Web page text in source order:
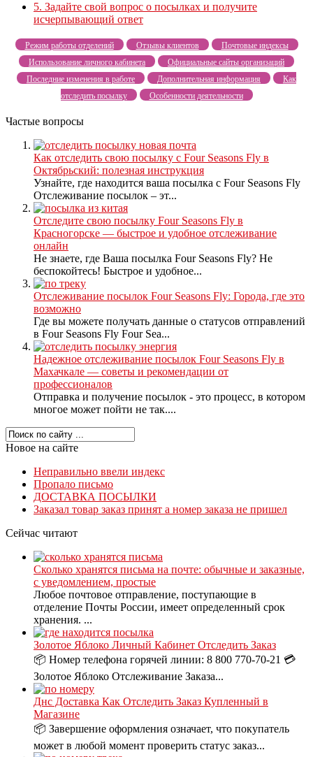
5. Задайте свой вопрос о посылках и получите
исчерпывающий ответ
Режим работы отделений Отзывы клиентов
Почтовые индексы
Использование личного кабинета
Официальные сайты организаций
Последние изменения в работе
Дополнительная информация
Как
отследить посылку
Особенности деятельности
Частые вопросы
Как отследить свою посылку с Four Seasons Fly в
Октябрьский: полезная инструкция
Узнайте, где находится ваша посылка с Four Seasons Fly
Отслеживание посылок – эт...
Отследите свою посылку Four Seasons Fly в
Красногорске — быстрое и удобное отслеживание
онлайн
Не знаете, где Ваша посылка Four Seasons Fly? Не
беспокойтесь! Быстрое и удобное...
Отслеживание посылок Four Seasons Fly: Города, где это
возможно
Где вы можете получать данные о статусов отправлений
в Four Seasons Fly Four Sea...
Надежное отслеживание посылок Four Seasons Fly в
Махачкале — советы и рекомендации от
профессионалов
Отправка и получение посылок - это процесс, в котором
многое может пойти не так....
Новое на сайте
Неправильно ввели индекс
Пропало письмо
ДОСТАВКА ПОСЫЛКИ
Заказал товар заказ принят а номер заказа не пришел
Сейчас читают
Сколько хранятся письма на почте: обычные и заказные,
с уведомлением, простые
Любое почтовое отправление, поступающие в
отделение Почты России, имеет определенный срок
хранения. ...
Золотое Яблоко Личный Кабинет Отследить Заказ
📦 Номер телефона горячей линии: 8 800 770-70-21 💳
Золотое Яблоко Отслеживание Заказа...
Днс Доставка Как Отследить Заказ Купленный в
Магазине
📦 Завершение оформления означает, что покупатель
может в любой момент проверить статус заказ...